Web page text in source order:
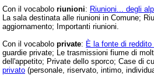
Con il vocabolo riunioni: Riunioni... degli
La sala destinata alle riunioni in Comune;
aggiornamento; Importanti riunioni.
Con il vocabolo private: È la fonte di
guardie private; Le trasmissioni fiume di
dell'appetito; Private dello sporco; Case di
privato (personale, riservato, intimo,